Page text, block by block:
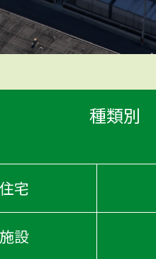
種類別
宅
設